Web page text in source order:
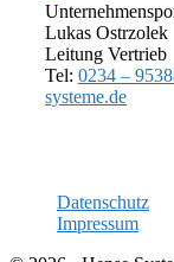
Lukas Ostrzolek
Leitung Vertrieb
Tel: 0234 –
systeme.de
Datenschutz
Impressum